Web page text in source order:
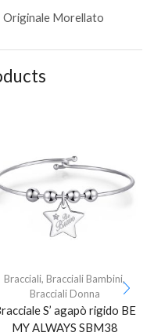
Originale Morellato
Bracciali, Bracciali Bambini,
Bracciali Donna
S’ agapò rigido BE
MY ALWAYS SBM38